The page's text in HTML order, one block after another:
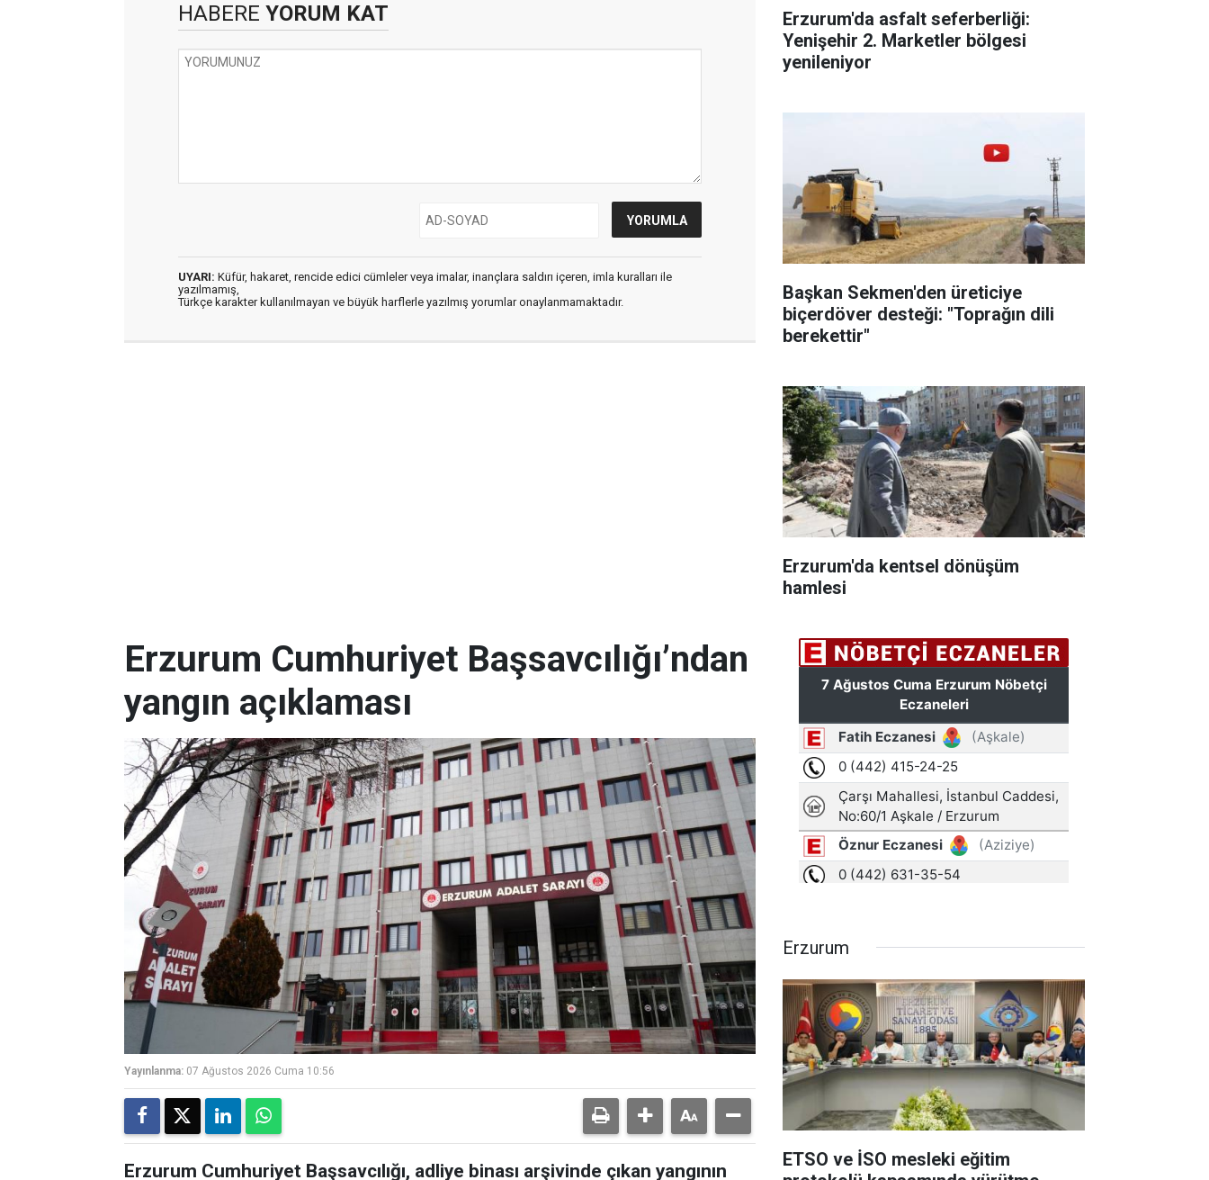
HABERE YORUM KAT
UYARI: Küfür, hakaret, rencide edici cümleler veya imalar, inançlara saldırı içeren, imla kuralları ile
yazılmamış,
Türkçe karakter kullanılmayan ve büyük harflerle yazılmış yorumlar onaylanmamaktadır.
Erzurum'da asfalt seferberliği:
Yenişehir 2. Marketler bölgesi
yenileniyor
Başkan Sekmen'den üreticiye
biçerdöver desteği: "Toprağın dili
berekettir"
Erzurum'da kentsel dönüşüm
hamlesi
Erzurum Cumhuriyet Başsavcılığı’ndan
yangın açıklaması
Yayınlanma: 07 Ağustos 2026 Cuma 10:56
Erzurum Cumhuriyet Başsavcılığı, adliye binası arşivinde çıkan yangının
Erzurum
ETSO ve İSO mesleki eğitim